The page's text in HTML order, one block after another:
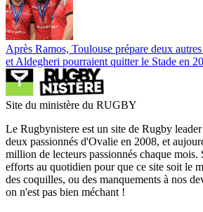
Après Ramos, Toulouse prépare deux
et Aldegheri pourraient quitter le Stade en
Site du ministère du RUGBY
Le Rugbynistere est un site de Rugby
deux passionnés d'Ovalie en 2008, et
million de lecteurs passionnés chaque mois.
efforts au quotidien pour que ce site soit le
des coquilles, ou des manquements à nos
on n'est pas bien méchant !